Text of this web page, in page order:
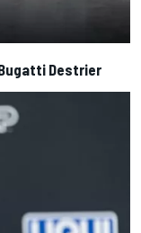
Destrier